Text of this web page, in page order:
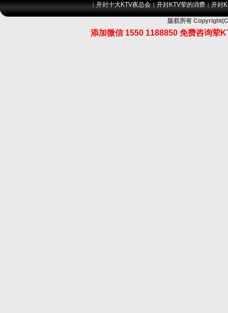
|开封十大KTV夜总会 |开封KTV荤的消费 |开封
版权所有
添加微信 1550 1188850 免费咨询荤